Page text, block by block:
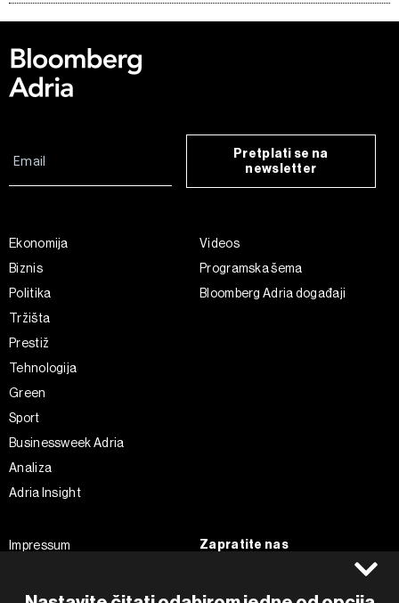
Pretplati se na
newsletter
Ekonomija
Biznis
Politika
Tržišta
Prestiž
Tehnologija
Green
Sport
Businessweek Adria
Analiza
Adria Insight
Videos
Programska šema
Bloomberg Adria događaji
Impressum
Pravila privatnosti
Zapratite nas
Instagram